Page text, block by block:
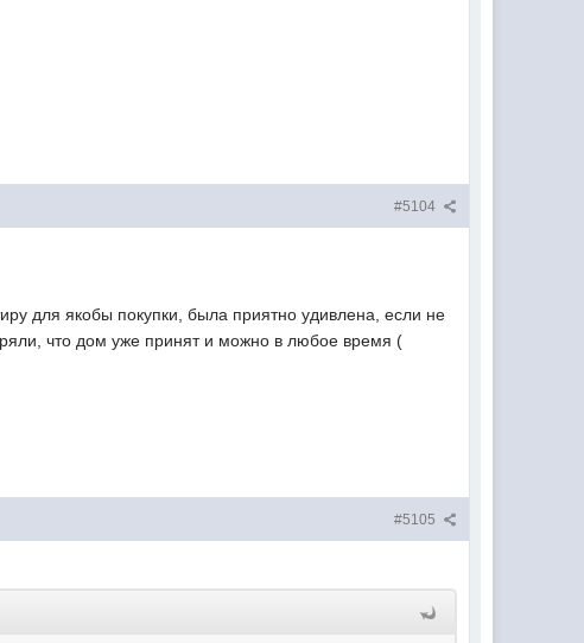
#5104
для якобы покупки, была приятно удивлена, если не
что дом уже принят и можно в любое время (
#5105